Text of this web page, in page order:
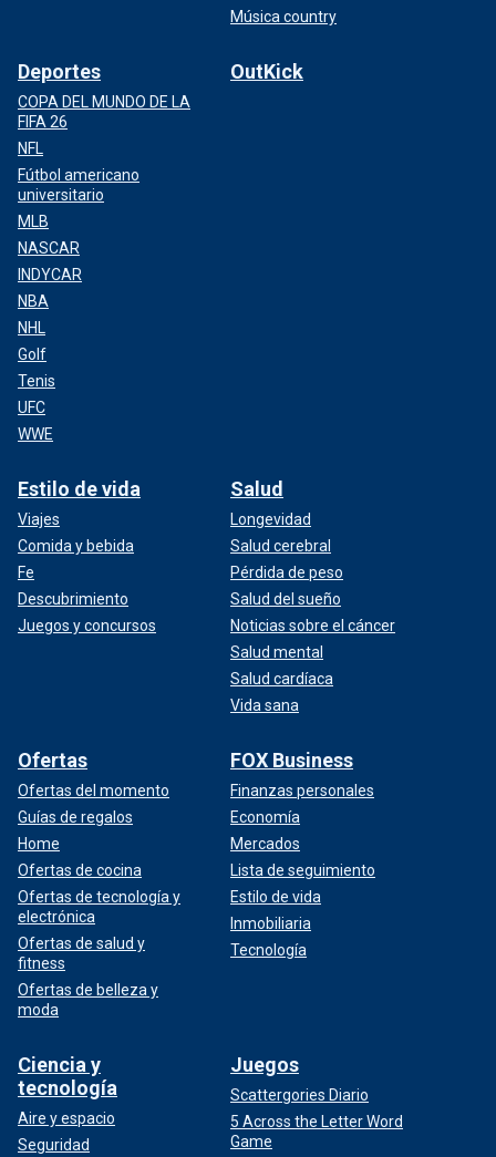
Música country
Deportes
COPA DEL MUNDO DE LA
FIFA 26
NFL
Fútbol americano
universitario
MLB
NASCAR
INDYCAR
NBA
NHL
Golf
Tenis
UFC
WWE
OutKick
Estilo de vida
Viajes
Comida y bebida
Fe
Descubrimiento
Juegos y concursos
Salud
Longevidad
Salud cerebral
Pérdida de peso
Salud del sueño
Noticias sobre el cáncer
Salud mental
Salud cardíaca
Vida sana
Ofertas
Ofertas del momento
Guías de regalos
Home
Ofertas de cocina
Ofertas de tecnología y
electrónica
Ofertas de salud y
fitness
Ofertas de belleza y
moda
FOX Business
Finanzas personales
Economía
Mercados
Lista de seguimiento
Estilo de vida
Inmobiliaria
Tecnología
Ciencia y
tecnología
Aire y espacio
Seguridad
Juegos
Scattergories Diario
5 Across the Letter Word
Game